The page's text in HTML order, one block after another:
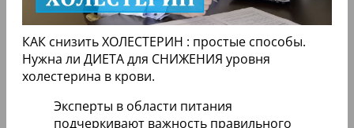
КАК снизить ХОЛЕСТЕРИН : простые способы.
Нужна ли ДИЕТА для СНИЖЕНИЯ уровня
холестерина в крови.
Эксперты в области питания
подчеркивают важность правильного